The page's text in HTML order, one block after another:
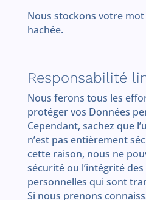
Nous stockons votre
hachée.
Responsabilité
Nous ferons tous les
protéger vos Données
Cependant, sachez que
n’est pas entièrement
cette raison, nous ne
sécurité ou l’intégrité
personnelles qui sont
Si nous prenons